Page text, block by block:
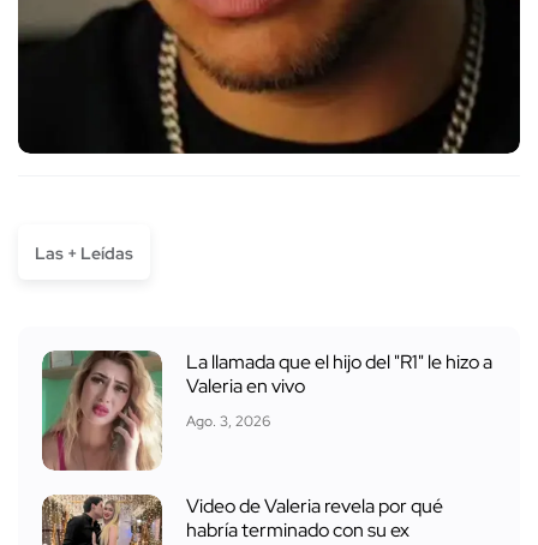
Las + Leídas
La llamada que el hijo del "R1" le hizo a
Valeria en vivo
Ago. 3, 2026
Video de Valeria revela por qué
habría terminado con su ex